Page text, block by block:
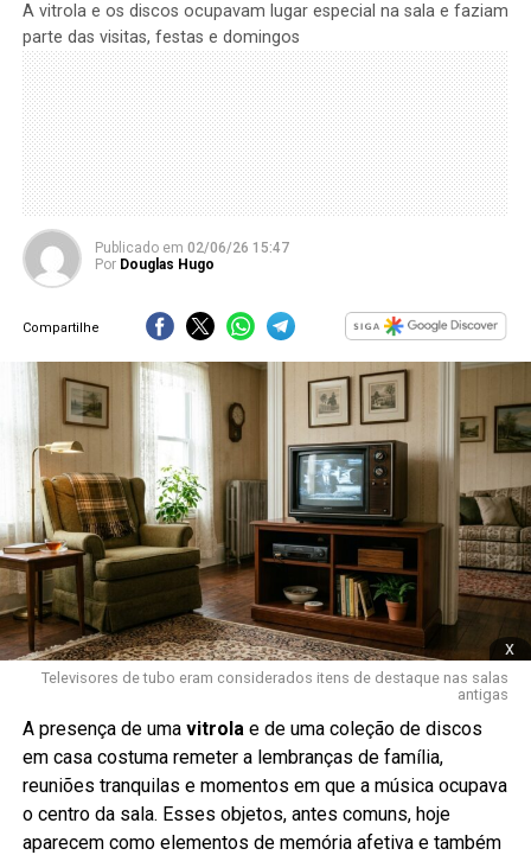
A vitrola e os discos ocupavam lugar especial na sala e faziam
parte das visitas, festas e domingos
Publicado em 02/06/26 15:47
Por Douglas Hugo
Compartilhe
x
Televisores de tubo eram considerados itens de destaque nas salas
antigas
A presença de uma vitrolae de uma coleção de discos
em casa costuma remeter a lembranças de família,
reuniões tranquilas e momentos em que a música ocupava
o centro da sala. Esses objetos, antes comuns, hoje
aparecem como elementos de memória afetiva e também